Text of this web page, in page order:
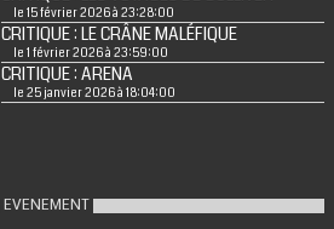
le 15 février 2026 à 23:28:00
CRITIQUE : LE CRÂNE MALÉFIQUE
le 1 février 2026 à 23:59:00
CRITIQUE : ARENA
le 25 janvier 2026 à 18:04:00
EVENEMENT